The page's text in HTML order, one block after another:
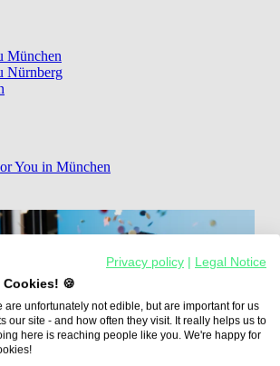
München
Nürnberg
You in München
Privacy policy
Legal Notice
🍪
are unfortunately not edible, but are important for us
our site - and how often they visit. It really helps us to
here is reaching people like you. We're happy for